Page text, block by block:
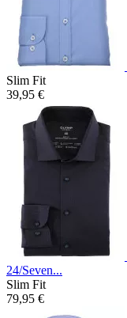
Slim Fit
39,95 €
24/Seven...
Slim Fit
79,95 €